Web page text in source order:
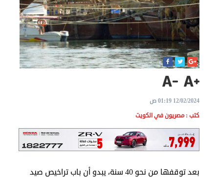
مصر
للمصريين
بالخارج
المعاملات
القنصلية
البعثة
الدبلوماسية
مجلس
الجالية
12/02/2024 01:19 ص
كتب : مصريون في الكويت
بعد توقفها من نحو 40 سنة، يبدو أن باب تراخيص صيد